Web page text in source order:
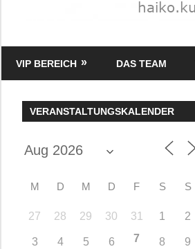
–
Media
VIP BEREICH DAS TEAM
VERANSTALTUNGSKALENDER
M D M D F S S
27 28 29 30 31 1 2
3 4 5 6 7 8 9